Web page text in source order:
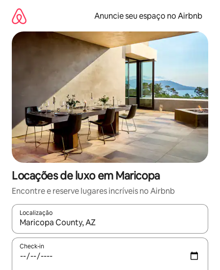
para
conteúdo
Anuncie seu espaço no Airbnb
Locações de luxo em Maricopa
Encontre e reserve lugares incríveis no Airbnb
Localização
Quando os resultados estiverem disponíveis, explore-os
Check-in